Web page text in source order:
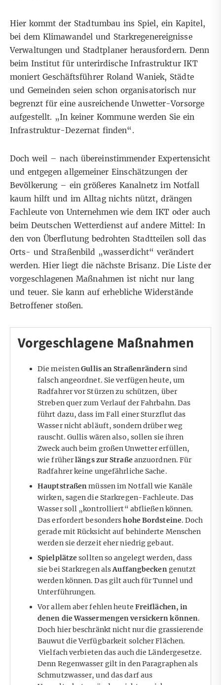
Hier kommt der Stadtumbau ins Spiel, ein Kapitel,
bei dem Klimawandel und Starkregenereignisse
Verwaltungen und Stadtplaner herausfordern. Denn
beim Institut für unterirdische Infrastruktur IKT
moniert Geschäftsführer Roland Waniek, Städte
und Gemeinden seien schon organisatorisch nur
begrenzt für eine ausreichende Unwetter-Vorsorge
aufgestellt. „In keiner Kommune werden Sie ein
Infrastruktur-Dezernat finden“.
Doch weil – nach übereinstimmender Expertensicht
und entgegen allgemeiner Einschätzungen der
Bevölkerung – ein größeres Kanalnetz im Notfall
kaum hilft und im Alltag nichts nützt, drängen
Fachleute von Unternehmen wie dem IKT oder auch
beim Deutschen Wetterdienst auf andere Mittel: In
den von Überflutung bedrohten Stadtteilen soll das
Orts- und Straßenbild „wasserdicht“ verändert
werden. Hier liegt die nächste Brisanz. Die Liste der
vorgeschlagenen Maßnahmen ist nicht nur lang
und teuer. Sie kann auf erhebliche Widerstände
Betroffener stoßen.
Vorgeschlagene Maßnahmen
Die meistenGullis an Straßenrändernsind
falsch angeordnet. Sie verfügen heute, um
Radfahrer vor Stürzen zu schützen, über
Streben quer zum Verlauf der Fahrbahn. Das
führt dazu, dass im Fall einer Sturzflut das
Wasser nicht abläuft, sondern drüber weg
rauscht. Gullis wären also, sollen sie ihren
Zweck auch beim großen Unwetter erfüllen,
wie früherlängs zur Straßeanzuordnen. Für
Radfahrer keine ungefährliche Sache.
Hauptstraßenmüssen im Notfall wie Kanäle
wirken, sagen die Starkregen-Fachleute. Das
Wasser soll „kontrolliert“ abfließen können.
Das erfordert besondershohe Bordsteine. Doch
gerade mit Rücksicht auf behinderte Menschen
werden sie derzeit eher niedrig gebaut.
Spielplätzesollten so angelegt werden, dass
sie bei Starkregen alsAuffangbeckengenutzt
werden können. Das gilt auch für Tunnel und
Unterführungen.
Vor allem aber fehlen heute Freiflächen, in
denen die Wassermengen versickern können.
Doch hier beschränkt nicht nur die grassierende
Bauwut die Verfügbarkeit solcher Flächen.
Vielfach verbieten das auch die Ländergesetze.
Denn Regenwasser gilt in den Paragraphen als
Schmutzwasser, und das darf aus